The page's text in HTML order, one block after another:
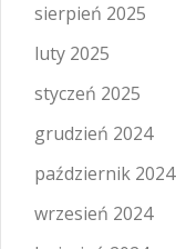
sierpień 2025
luty 2025
styczeń 2025
grudzień 2024
październik 2024
wrzesień 2024